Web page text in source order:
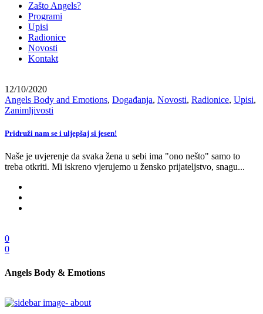
Zašto Angels?
Programi
Upisi
Radionice
Novosti
Kontakt
12/10/2020
Angels Body and Emotions, Događanja, Novosti, Radionice, Upisi,
Zanimljivosti
Pridruži nam se i uljepšaj si jesen!
Naše je uvjerenje da svaka žena u sebi ima "ono nešto" samo to
treba otkriti. Mi iskreno vjerujemo u žensko prijateljstvo, snagu...
0
0
Angels Body & Emotions